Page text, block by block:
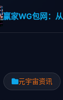
赢家WG包网：
元宇宙资讯